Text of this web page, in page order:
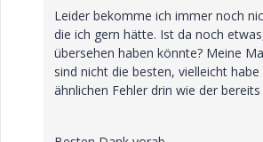
Leider bekomme ich immer noch
die ich gern hätte. Ist da noch
übersehen haben könnte? Meine
sind nicht die besten, vielleicht
ähnlichen Fehler drin wie der